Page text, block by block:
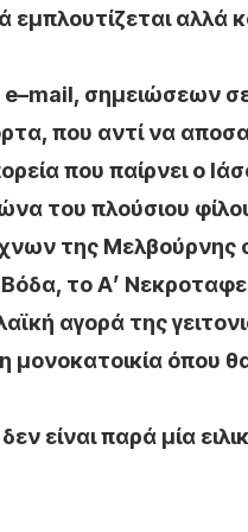
εμπλουτίζεται αλλά
e–mail, σημειώσεων σε
που αντί να
που παίρνει ο
του πλούσιου
της Μελβούρνης
το Α’
αγορά της
όπου
είναι παρά μία